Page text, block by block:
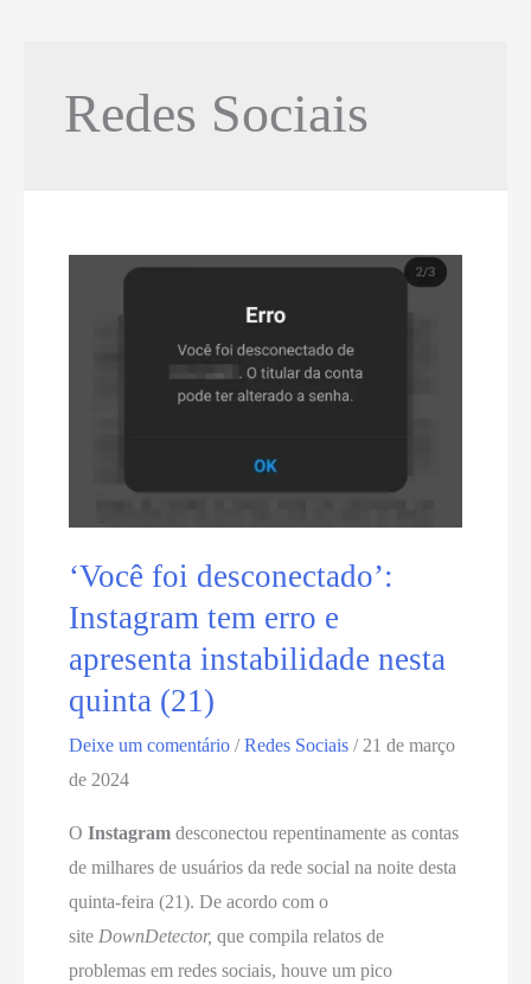
Redes Sociais
‘Você foi desconectado’:
Instagram tem erro e
apresenta instabilidade nesta
quinta (21)
Deixe um comentário /Redes Sociais / 21 de março
de 2024
OInstagram desconectou repentinamente as contas
de milhares de usuários da rede social na noite desta
quinta-feira (21). De acordo com o
site DownDetector,que compila relatos de
problemas em redes sociais, houve um pico